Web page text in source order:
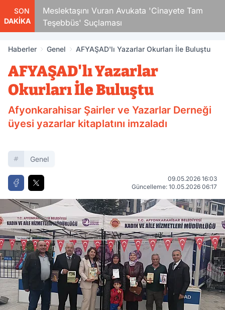
SON
DAKİKA
Meslektaşını Vuran Avukata 'Cinayete Tam
Teşebbüs' Suçlaması
Haberler Genel AFYAŞAD'lı Yazarlar Okurları İle Buluştu
AFYAŞAD'lı Yazarlar
Okurları İle Buluştu
Afyonkarahisar Şairler ve Yazarlar Derneği
üyesi yazarlar kitaplatını imzaladı
Genel
09.05.2026 16:03
Güncelleme: 10.05.2026 06:17